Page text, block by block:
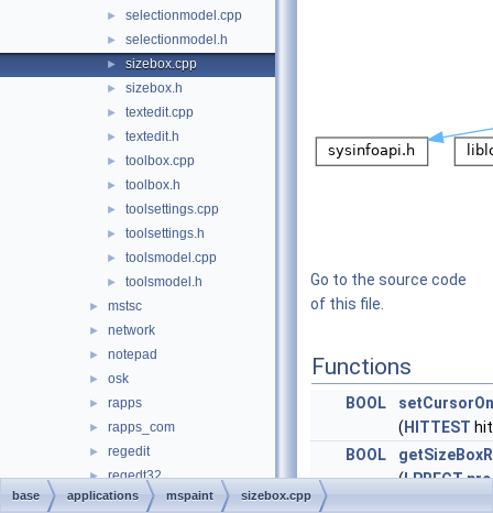
► selectionmodel.cpp
► selectionmodel.h
► sizebox.cpp
► sizebox.h
► textedit.cpp
► textedit.h
► toolbox.cpp
► toolbox.h
► toolsettings.cpp
► toolsettings.h
► toolsmodel.cpp
► toolsmodel.h
► mstsc
► network
► notepad
► osk
► rapps
► rapps_com
► regedit
► regedt32
► runas
Go to the source code
of this file.
Functions
BOOL
( HITTEST
BOOL
(LPRECTprc,
base applications mspaint sizebox.cpp